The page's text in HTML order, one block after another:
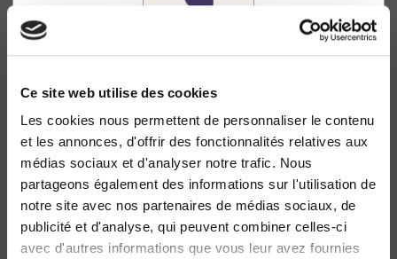
Ce site web utilise des cookies
Les cookies nous permettent de personnaliser le contenu
et les annonces, d'offrir des fonctionnalités relatives aux
médias sociaux et d'analyser notre trafic. Nous
partageons également des informations sur l'utilisation de
notre site avec nos partenaires de médias sociaux, de
publicité et d'analyse, qui peuvent combiner celles-ci
avec d'autres informations que vous leur avez fournies
La Culture architecturale des Français
Guy Tapie